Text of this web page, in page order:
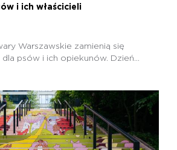
i ich właścicieli
Warszawskie zamienią się
psów i ich opiekunów. Dzień...